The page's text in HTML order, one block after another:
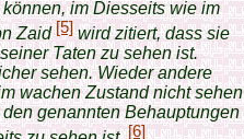
im Diesseits wie im
Zaid.[5]wird zitiert, dass sie
Taten zu sehen ist.
sehen. Wieder andere
wachen Zustand nicht sehen
genannten Behauptungen
[6]